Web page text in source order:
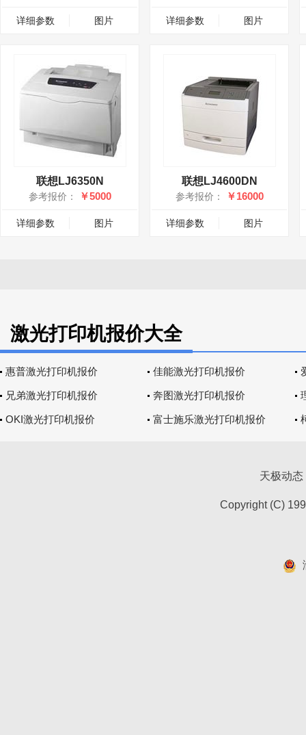
详细参数 图片 详细参数 图片
联想LJ6350N
参考报价： ￥5000
详细参数 图片
联想LJ4600DN
参考报价： ￥16000
详细参数 图片
激光打印机报价大全
惠普激光打印机报价 佳能激光打印机报价
兄弟激光打印机报价 奔图激光打印机报价
OKI激光打印机报价 富士施乐激光打印机报价
天极动态
Copyright (C)